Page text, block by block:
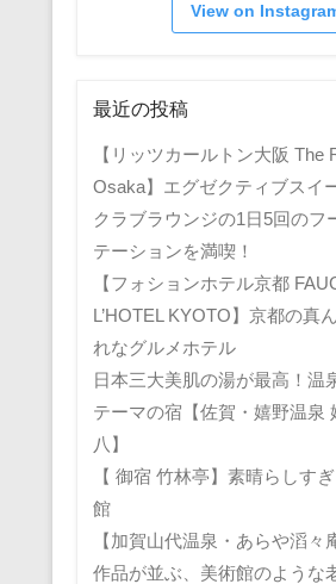
View on
最近の投稿
【リッツカールトン大阪 The
Osaka】エグゼクティブスイ
クラブラウンジの1日5回のフ
テーションを満喫！
【フォションホテル京都
L’HOTEL KYOTO】京都の真
れなグルメホテル
日本三大美肌の湯が最高！温
テーマの宿【佐賀・嬉野温泉
八】
【 御宿 竹林亭】素晴らしす
館
【加賀山代温泉・あらや滔々
作品が並ぶ、美術館のような